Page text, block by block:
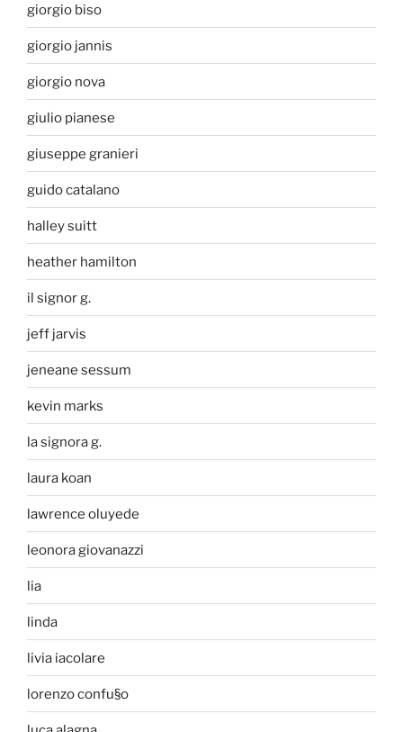
giorgio biso
giorgio jannis
giorgio nova
giulio pianese
giuseppe granieri
guido catalano
halley suitt
heather hamilton
il signor g.
jeff jarvis
jeneane sessum
kevin marks
la signora g.
laura koan
lawrence oluyede
leonora giovanazzi
lia
linda
livia iacolare
lorenzo confu§o